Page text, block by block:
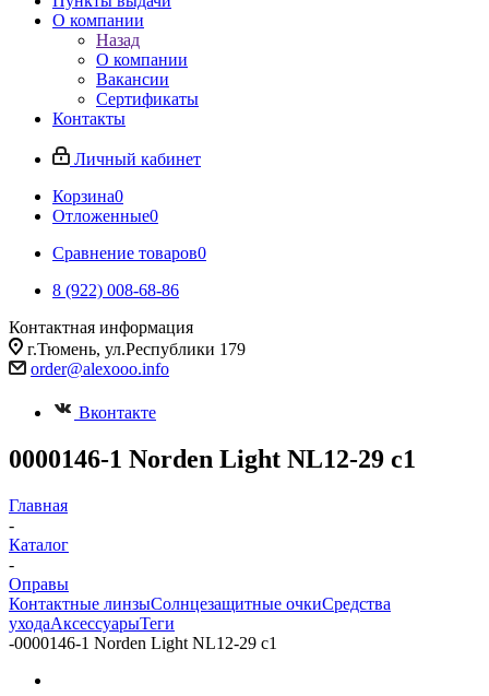
О компании
Назад
О компании
Вакансии
Сертификаты
Контакты
Личный кабинет
Корзина0
Отложенные0
Сравнение товаров0
8 (922) 008-68-86
Контактная информация
г.Тюмень, ул.Республики 179
order@alexooo.info
Вконтакте
0000146-1 Norden Light NL12-29 с1
Главная
-
Каталог
-
Оправы
Контактные линзыСолнцезащитные очкиСредства
уходаАксессуарыТеги
-0000146-1 Norden Light NL12-29 с1